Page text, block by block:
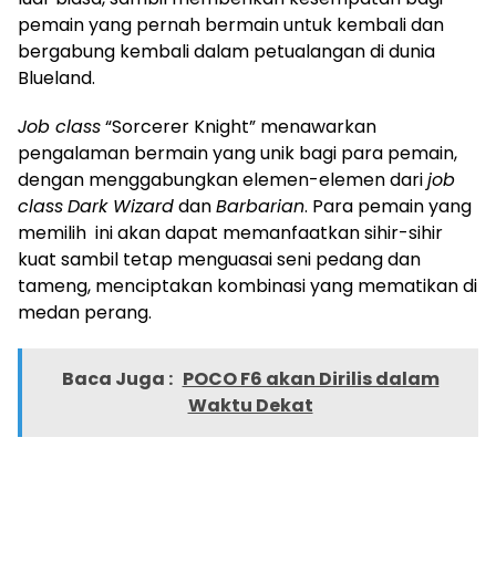
pemain yang pernah bermain untuk kembali dan
bergabung kembali dalam petualangan di dunia
Blueland.
Job class“Sorcerer Knight” menawarkan
pengalaman bermain yang unik bagi para pemain,
dengan menggabungkan elemen-elemen darijob
classDark WizarddanBarbarian. Para pemain yang
memilih ini akan dapat memanfaatkan sihir-sihir
kuat sambil tetap menguasai seni pedang dan
tameng, menciptakan kombinasi yang mematikan di
medan perang.
Baca Juga : POCO F6 akan Dirilis dalam
Waktu Dekat